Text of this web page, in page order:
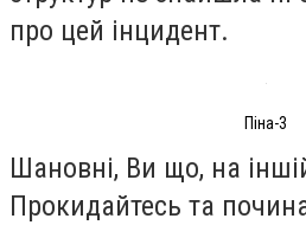
про цей інцидент.
Піна-3
Шановні, Ви що, на
Прокидайтесь та